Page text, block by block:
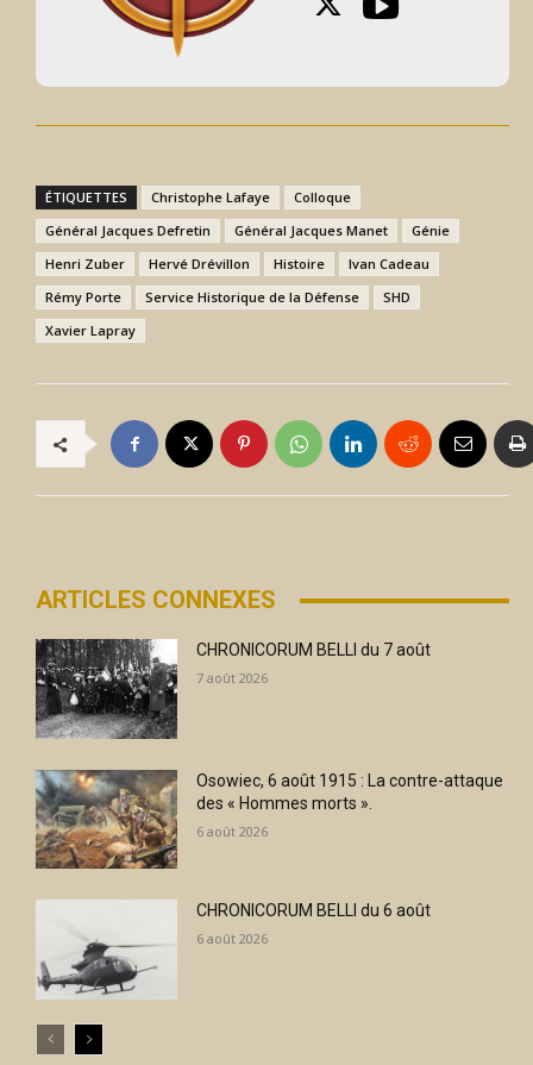
ÉTIQUETTES Christophe Lafaye
Colloque
Général Jacques Defretin
Général Jacques Manet
Génie
Henri Zuber
Hervé Drévillon Histoire
Ivan Cadeau
Rémy Porte
Service Historique de la Défense
SHD
Xavier Lapray
ARTICLES CONNEXES
CHRONICORUM BELLI du 7 août
7 août 2026
Osowiec, 6 août 1915 : La contre-attaque
des « Hommes morts ».
6 août 2026
CHRONICORUM BELLI du 6 août
6 août 2026